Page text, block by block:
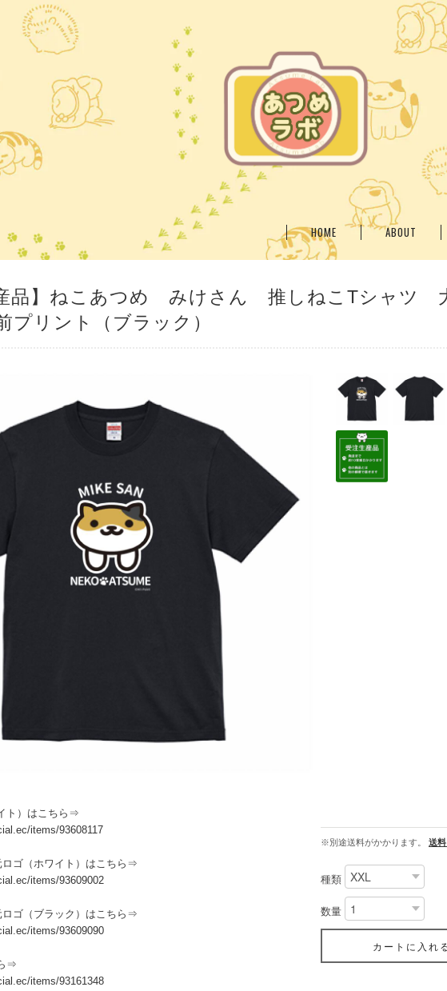
HOME ABOUT
産品】ねこあつめ みけさん 推しねこTシャツ
リント（ブラック）
ト）はこちら⇒
items/93608117
ゴ（ホワイト）はこちら⇒
items/93609002
ゴ（ブラック）はこちら⇒
items/93609090
⇒
items/93161348
※別途送料がかかります。 送
種類
数量
カートに入れ